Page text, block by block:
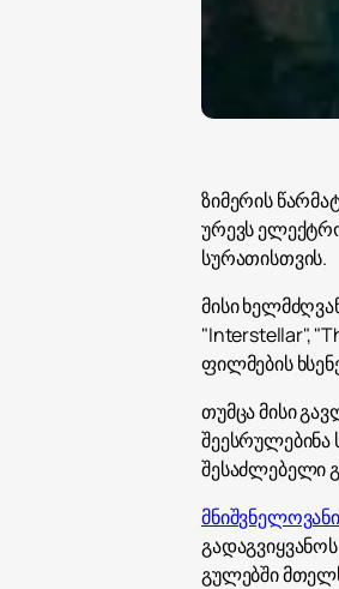
ზიმერის
ურევს
სურათისთვის.
მისი
"Interstellar",
ფილმების
თუმცა მისი
შესაძლებელი
გულებში